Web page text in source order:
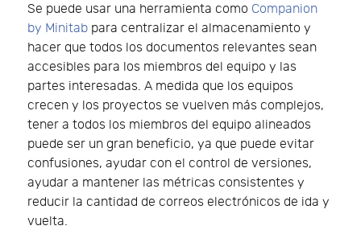
Se puede usar una herramienta como Companion
by Minitab para centralizar el almacenamiento y
hacer que todos los documentos relevantes sean
accesibles para los miembros del equipo y las
partes interesadas. A medida que los equipos
crecen y los proyectos se vuelven más complejos,
tener a todos los miembros del equipo alineados
puede ser un gran beneficio, ya que puede evitar
confusiones, ayudar con el control de versiones,
ayudar a mantener las métricas consistentes y
reducir la cantidad de correos electrónicos de ida y
vuelta.